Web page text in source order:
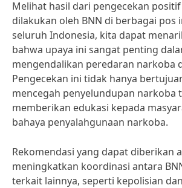
Melihat hasil dari pengecekan
dilakukan oleh BNN di berbagai pos
seluruh Indonesia, kita dapat
bahwa upaya ini sangat penting
mengendalikan peredaran narkoba
Pengecekan ini tidak hanya
mencegah penyelundupan narkoba
memberikan edukasi kepada
bahaya penyalahgunaan narkoba.
Rekomendasi yang dapat diberikan
meningkatkan koordinasi antara
terkait lainnya, seperti kepolisian